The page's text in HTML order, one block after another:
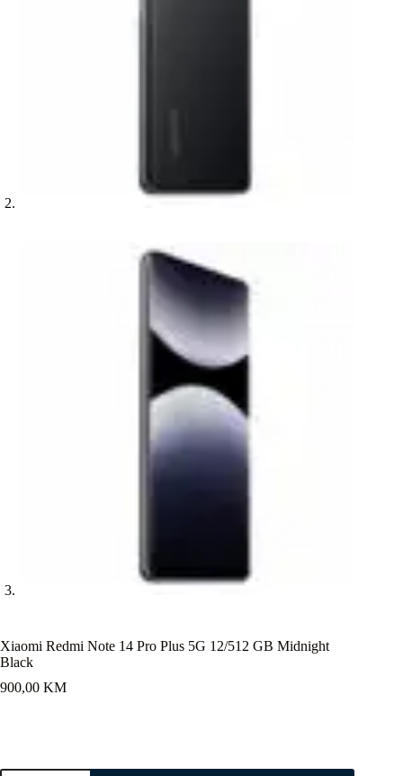
Xiaomi Redmi Note 14 Pro Plus 5G 12/512 GB Midnight
Black
900,00 KM